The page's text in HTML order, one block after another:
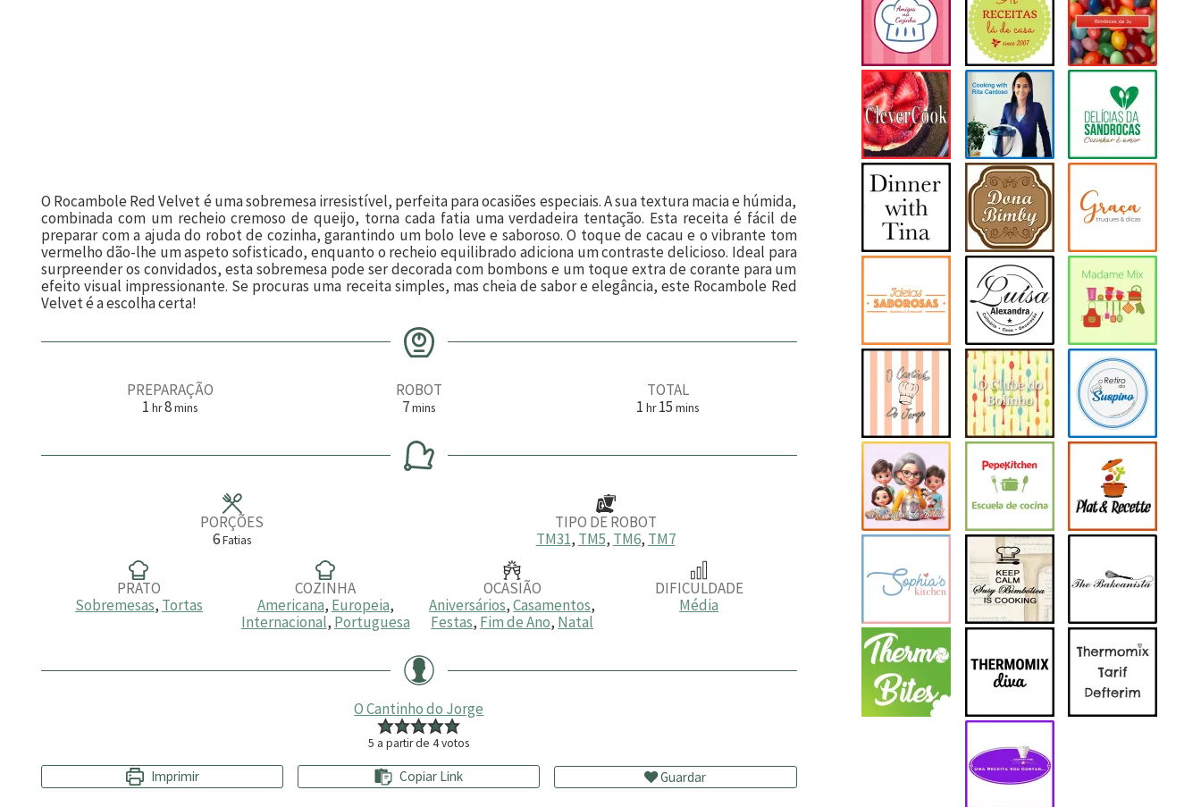
O Rocambole Red Velvet é uma sobremesa irresistível, perfeita para ocasiões especiais. A sua textura macia e húmida,
combinada com um recheio cremoso de queijo, torna cada fatia uma verdadeira tentação. Esta receita é fácil de
preparar com a ajuda do robot de cozinha, garantindo um bolo leve e saboroso. O toque de cacau e o vibrante tom
vermelho dão-lhe um aspeto sofisticado, enquanto o recheio equilibrado adiciona um contraste delicioso. Ideal para
surpreender os convidados, esta sobremesa pode ser decorada com bombons e um toque extra de corante para um
efeito visual impressionante. Se procuras uma receita simples, mas cheia de sabor e elegância, este Rocambole Red
Velvet é a escolha certa!
PREPARAÇÃO
1h
a
hr8m
u
mins
ROBOT
7m
n
u
t
mins
TOTAL
1h
a
hr 15m
u
mins
PORÇÕES
6Fatias
TIPO DE ROBOT
TM31, TM5, TM6, TM7
PRATO
Sobremesas, Tortas
COZINHA
Americana, Europeia,
Internacional, Portuguesa
OCASIÃO
Aniversários,Casamentos,
Festas, Fim de Ano, Natal
DIFICULDADE
Média
O Cantinho do Jorge
5 a partir de4votos
Imprimir Copiar Link Guardar